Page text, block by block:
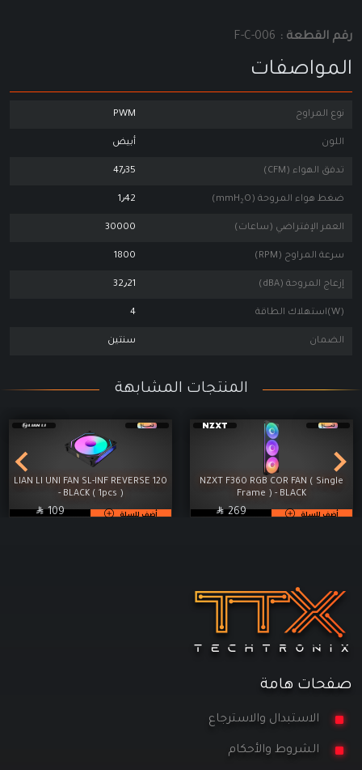
رقم القطعة : F-C-006
المواصفات
نوع المراوح PWM
اللون أبيض
تدفق الهواء (CFM) 47٫35
ضغط هواء المروحة (mmH₂O) 1٫42
العمر الإفتراضي (ساعات) 30000
سرعة المراوح (RPM) 1800
إزعاج المروحة (dBA) 32٫21
(W)استهلاك الطاقة 4
الضمان سنتين
المنتجات المشابهة
NZXT F360 RGB COR FAN ( Single
Frame ) - BLACK
أضف للسلة  SAR
269
LIAN LI UNI FAN SL-INF REVERSE 120
- BLACK ( 1pcs )
أضف للسلة  SAR
109
صفحات هامة
الاستبدال والاسترجاع
الشروط والأحكام